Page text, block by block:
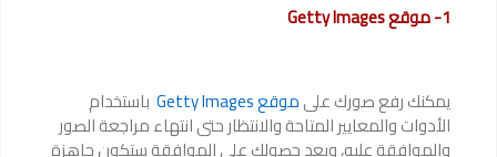
1- موقع Getty Images
يمكنك رفع صورك علىموقع Getty Images باستخدام
الأدوات والمعايير المتاحة والانتظار حتى انتهاء مراجعة الصور
والموافقة عليه، وبعد حصولك على الموافقة ستكون جاهزة